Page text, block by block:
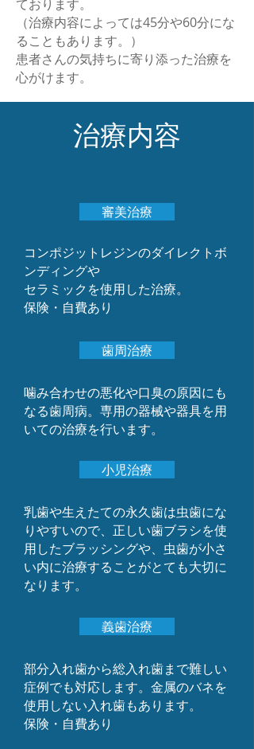
ております。
（治療内容によっては45分や60分にな
ることもあります。）
​患者さんの気持ちに寄り添った治療を
心がけます。
治療内容
審美治療
コンポジットレジンのダイレクトボ
ンディングや
セラミックを使用した治療。
保険・自費あり
歯周治療
​噛み合わせの悪化や口臭の原因にも
なる歯周病。専用の器械や器具を用
いての治療を行います。
小児治療
乳歯や生えたての永久歯は虫歯にな
りやすいので、正しい歯ブラシを使
用したブラッシングや、虫歯が小さ
い内に治療することがとても大切に
なります。
義歯治療
部分入れ歯から総入れ歯まで難しい
症例でも対応します。金属のバネを
使用しない入れ歯もあります。
​保険・自費あり